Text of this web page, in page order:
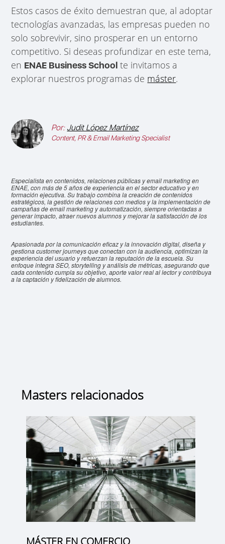
Estos casos de éxito demuestran que, al adoptar
tecnologías avanzadas, las empresas pueden no
solo sobrevivir, sino prosperar en un entorno
competitivo. Si deseas profundizar en este tema,
en ENAE Business School te invitamos a
explorar nuestros programas de máster.
Por: Judit López Martínez
Content, PR & Email Marketing Specialist
Especialista en contenidos, relaciones públicas y email marketing en
ENAE, con más de 5 años de experiencia en el sector educativo y en
formación ejecutiva. Su trabajo combina la creación de contenidos
estratégicos, la gestión de relaciones con medios y la implementación de
campañas de email marketing y automatización, siempre orientadas a
generar impacto, atraer nuevos alumnos y mejorar la satisfacción de los
estudiantes.
Apasionada por la comunicación eficaz y la innovación digital, diseña y
gestiona customer journeys que conectan con la audiencia, optimizan la
experiencia del usuario y refuerzan la reputación de la escuela. Su
enfoque integra SEO, storytelling y análisis de métricas, asegurando que
cada contenido cumpla su objetivo, aporte valor real al lector y contribuya
a la captación y fidelización de alumnos.
Masters relacionados